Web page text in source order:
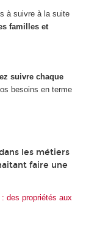
à suivre à la suite
familles et
suivre chaque
besoins en terme
les métiers
faire une
des propriétés aux